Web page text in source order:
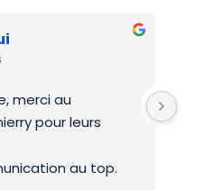
merci au
pour leurs
au top.